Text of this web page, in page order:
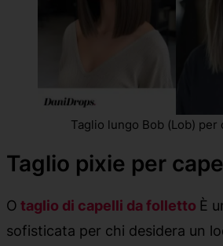
Taglio lungo Bob (Lob) per
Taglio pixie per
O taglio di capelli da folletto È
sofisticata per chi desidera un